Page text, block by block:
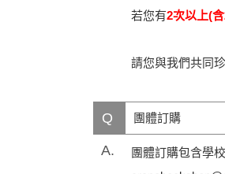
若您有2次以上(
請您與我們共同
Q 團體訂購
A.
團體訂購包含學